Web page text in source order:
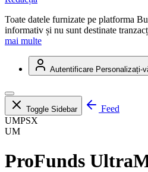
Toate datele furnizate pe platforma
informativ și nu sunt destinate
mai multe
Autentificare Personalizați-
Toggle Sidebar
Feed
UMPSX
UM
ProFunds